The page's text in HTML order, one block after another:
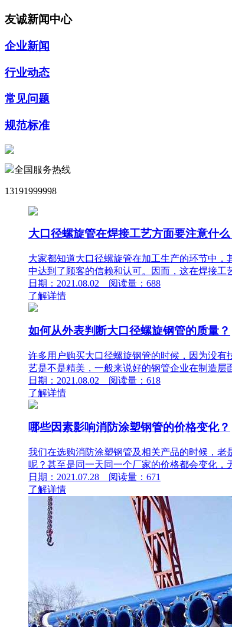
友诚新闻中心
企业新闻
行业动态
常见问题
规范标准
全国服务热线
13191999998
大口径螺旋管在焊接工艺方面要注意什么
大家都知道大口径螺旋管在加工生产的环节中
中达到了顾客的信赖和认可。因而，这在焊接
日期：2021.08.02 阅读量：688
了解详情
如何从外表判断大口径螺旋钢管的质量？
许多用户购买大口径螺旋钢管的时候，因为没有
艺是不是精美，一般来说好的钢管企业在制造
日期：2021.08.02 阅读量：618
了解详情
哪些因素影响消防涂塑钢管的价格变化？
我们在选购消防涂塑钢管及相关产品的时候，
呢？甚至是同一天同一个厂家的价格都会变化
日期：2021.07.28 阅读量：671
了解详情